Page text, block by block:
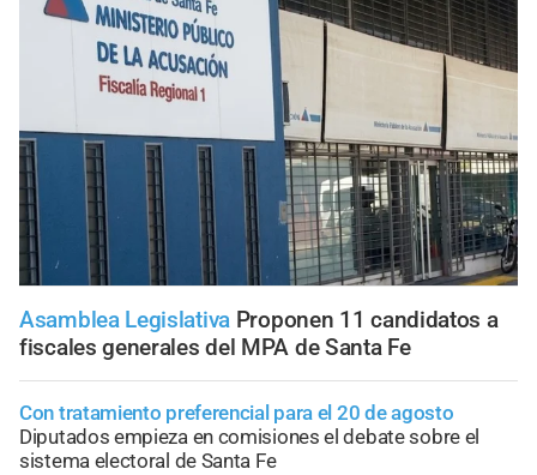
Asamblea Legislativa Proponen 11 candidatos a
fiscales generales del MPA de Santa Fe
Con tratamiento preferencial para el 20 de agosto
Diputados empieza en comisiones el debate sobre el
sistema electoral de Santa Fe